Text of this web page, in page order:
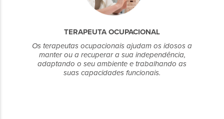
TERAPEUTA OCUPACIONAL
Os terapeutas ocupacionais ajudam os idosos a
manter ou a recuperar a sua independência,
adaptando o seu ambiente e trabalhando as
suas capacidades funcionais.